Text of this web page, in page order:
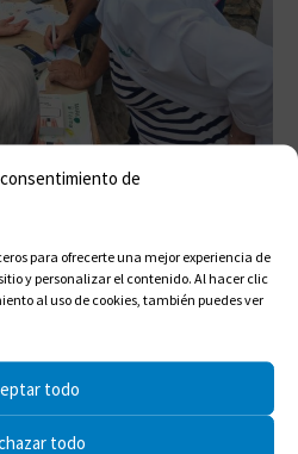
de
para ofrecerte una mejor experiencia de
y personalizar el contenido. Al hacer clic
al uso de cookies, también puedes ver
todo
todo